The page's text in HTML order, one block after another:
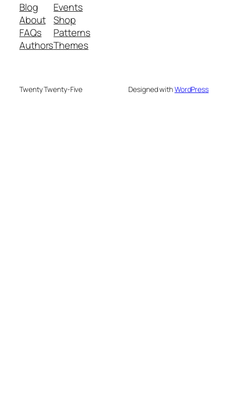
Blog
About
FAQs
Authors
Events
Shop
Patterns
Themes
Twenty Twenty-Five Designed withWordPress